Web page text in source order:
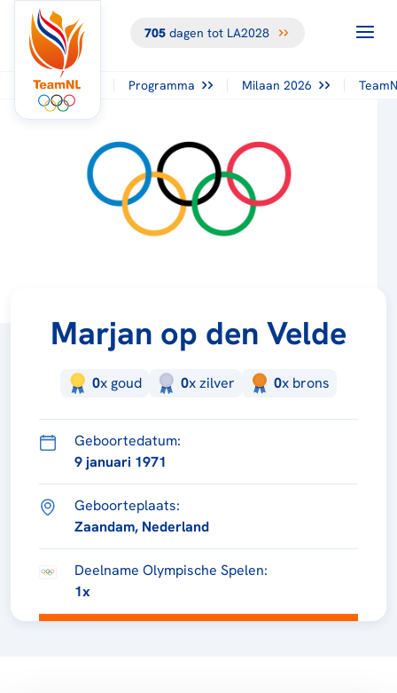
705dagen tot LA2028
Programma Milaan 2026
Marjan op den Velde
0x goud 0xzilver 0x brons
Geboortedatum:
9 januari 1971
Geboorteplaats:
Zaandam, Nederland
Deelname Olympische Spelen:
1x